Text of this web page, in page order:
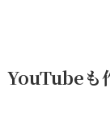
YouTubeも